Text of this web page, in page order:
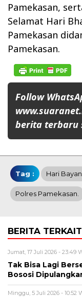
Pamekasan,
Selamat Hari
Pamekasan
Pamekasan.
Follow
berita terbaru
Tag : Hari
Polres Pamekasan.
BERITA TERKAIT
Jumat, 17 Juli 2026 - 23:49
Tak Bisa Lagi
Bososi
Minggu, 5 Juli 2026 - 10:52